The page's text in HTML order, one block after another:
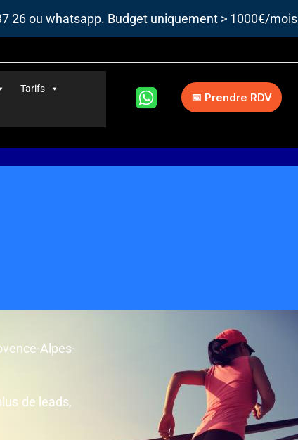
26 ou whatsapp. Budget uniquement > 1000€/mois
Tarifs
📅 Prendre RDV
Alpes-
de leads,